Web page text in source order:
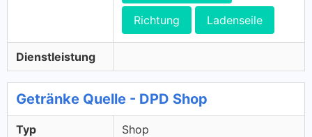
Richtung Ladenseile
Dienstleistung
Getränke Quelle - DPD Shop
Typ Shop